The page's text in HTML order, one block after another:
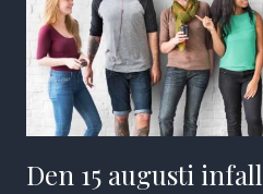
Den 15 augusti